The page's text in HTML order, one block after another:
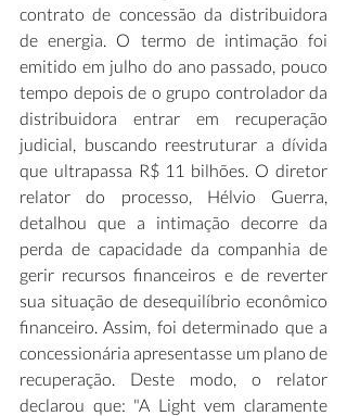
contrato de concessão da distribuidora
de energia. O termo de intimação foi
emitido em julho do ano passado, pouco
tempo depois de o grupo controlador da
distribuidora entrar em recuperação
judicial, buscando reestruturar a dívida
que ultrapassa R$ 11 bilhões. O diretor
relator do processo, Hélvio Guerra,
detalhou que a intimação decorre da
perda de capacidade da companhia de
gerir recursos financeiros e de reverter
sua situação de desequilíbrio econômico
financeiro. Assim, foi determinado que a
concessionária apresentasse um plano de
recuperação. Deste modo, o relator
declarou que: "A Light vem claramente